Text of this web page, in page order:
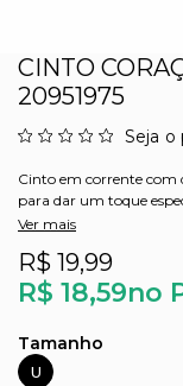
CINTO
20951975
Seja o
Cinto em corrente com
para dar um toque
Ver mais
R$ 18,59no
R$ 19,99
U